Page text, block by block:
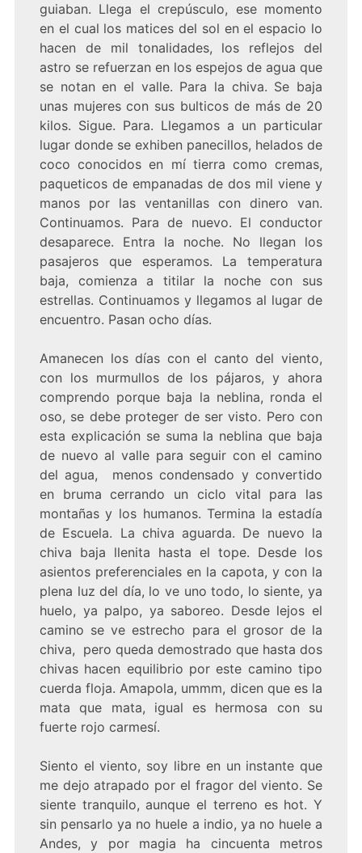
guiaban. Llega el crepúsculo, ese momento
en el cual los matices del sol en el espacio lo
hacen de mil tonalidades, los reflejos del
astro se refuerzan en los espejos de agua que
se notan en el valle. Para la chiva. Se baja
unas mujeres con sus bulticos de más de 20
kilos. Sigue. Para. Llegamos a un particular
lugar donde se exhiben panecillos, helados de
coco conocidos en mí tierra como cremas,
paqueticos de empanadas de dos mil viene y
manos por las ventanillas con dinero van.
Continuamos. Para de nuevo. El conductor
desaparece. Entra la noche. No llegan los
pasajeros que esperamos. La temperatura
baja, comienza a titilar la noche con sus
estrellas. Continuamos y llegamos al lugar de
encuentro. Pasan ocho días.
Amanecen los días con el canto del viento,
con los murmullos de los pájaros, y ahora
comprendo porque baja la neblina, ronda el
oso, se debe proteger de ser visto. Pero con
esta explicación se suma la neblina que baja
de nuevo al valle para seguir con el camino
del agua, menos condensado y convertido
en bruma cerrando un ciclo vital para las
montañas y los humanos. Termina la estadía
de Escuela. La chiva aguarda. De nuevo la
chiva baja llenita hasta el tope. Desde los
asientos preferenciales en la capota, y con la
plena luz del día, lo ve uno todo, lo siente, ya
huelo, ya palpo, ya saboreo. Desde lejos el
camino se ve estrecho para el grosor de la
chiva, pero queda demostrado que hasta dos
chivas hacen equilibrio por este camino tipo
cuerda floja. Amapola, ummm, dicen que es la
mata que mata, igual es hermosa con su
fuerte rojo carmesí.
Siento el viento, soy libre en un instante que
me dejo atrapado por el fragor del viento. Se
siente tranquilo, aunque el terreno es hot. Y
sin pensarlo ya no huele a indio, ya no huele a
Andes, y por magia ha cincuenta metros